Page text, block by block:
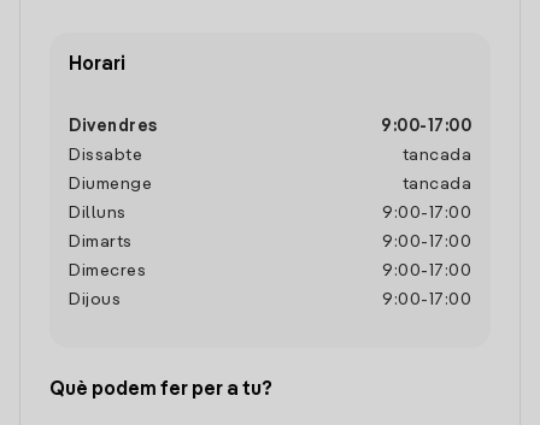
Horari
Divendres 9:00- 17:00
Dissabte
tancada
Diumenge
tancada
Dilluns
9:00- 17:00
Dimarts
9:00- 17:00
Dimecres
9:00- 17:00
Dijous
9:00- 17:00
Què podem fer per a tu?